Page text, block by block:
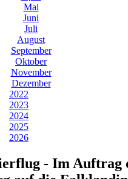
Mai
Juni
Juli
August
September
Oktober
November
Dezember
2022
2023
2024
2025
2026
- Im